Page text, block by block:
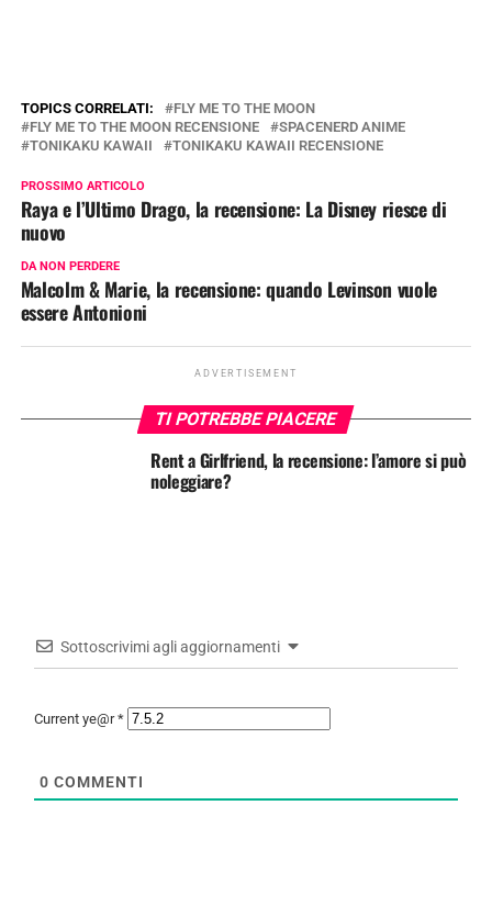
TOPICS CORRELATI:
FLY ME TO THE MOON
FLY ME TO THE MOON RECENSIONE
SPACENERD ANIME
TONIKAKU KAWAII
TONIKAKU KAWAII RECENSIONE
PROSSIMO ARTICOLO
Raya e l’Ultimo Drago, la recensione: La Disney riesce di
nuovo
DA NON PERDERE
Malcolm & Marie, la recensione: quando Levinson vuole
essere Antonioni
ADVERTISEMENT
TI POTREBBE PIACERE
Rent a Girlfriend, la recensione: l’amore si può
noleggiare?
Sottoscrivimi agli aggiornamenti
Current ye@r*
0 COMMENTI